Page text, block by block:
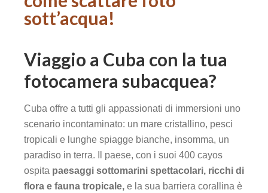
sott’acqua!
Viaggio a Cuba con la tua
fotocamera subacquea?
Cuba offre a tutti gli appassionati di immersioni uno
scenario incontaminato: un mare cristallino, pesci
tropicali e lunghe spiagge bianche, insomma, un
paradiso in terra. Il paese, con i suoi 400 cayos
ospita paesaggi sottomarini spettacolari, ricchi di
flora e fauna tropicale, e la sua barriera corallina è